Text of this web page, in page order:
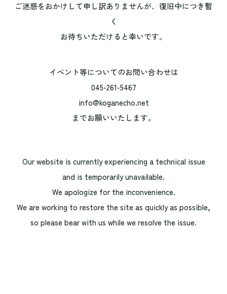
ご迷惑をおかけして申し訳ありませんが、復旧中につき暫
く
お待ちいただけると幸いです。
イベント等についてのお問い合わせは
045-261-5467
info@koganecho.net
までお願いいたします。
Our website is currently experiencing a technical issue
and is temporarily unavailable.
We apologize for the inconvenience.
We are working to restore the site as quickly as possible,
so please bear with us while we resolve the issue.